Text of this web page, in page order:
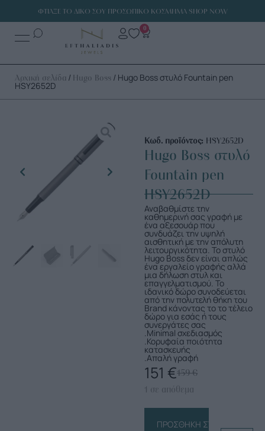
ΦΤΙΑΞΕ ΤΟ ΔΙΚΟ ΣΟΥ ΠΡΟΣΩΠΙΚΟ ΚΟΣΜΗΜΑ SHOP NOW
0
Αρχική σελίδα / Hugo Boss / Hugo Boss στυλό Fountain pen
HSY2652D
Κωδ. προϊόντος: HSY2652D
Hugo Boss στυλό
Fountain pen
HSY2652D
Αναβαθμίστε την
καθημερινή σας γραφή με
ένα αξεσουάρ που
συνδυάζει την υψηλή
αισθητική με την απόλυτη
λειτουργικότητα. Το στυλό
Hugo Boss δεν είναι απλώς
ένα εργαλείο γραφής αλλά
μια δήλωση στυλ και
επαγγελματισμού. Το
ιδανικό δώρο συνοδεύεται
από την πολυτελή θήκη του
Brand κάνοντας το το τέλειο
δώρο για εσάς ή τους
συνεργάτες σας
.Minimal σχεδιασμός
.Κορυφαία ποιότητα
κατασκευής
.Απαλή γραφή
159€
151 €
1 σε απόθεμα
ΠΡΟΣΘΉΚΗ ΣΤΟ ΚΑΛΆΘΙ